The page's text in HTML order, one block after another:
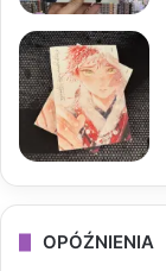
OPÓŹNIENIA